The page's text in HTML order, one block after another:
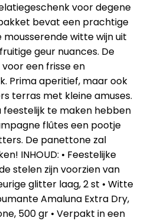
voor degene
bevat een prachtige
mousserende witte wijn uit
geur nuances. De
een frisse en
Prima aperitief, maar ook
terras met kleine amuses.
te maken hebben
flûtes een pootje
De panettone zal
INHOUD: • Feestelijke
stelen zijn voorzien van
glitter laag, 2 st • Witte
Amaluna Extra Dry,
500 gr • Verpakt in een